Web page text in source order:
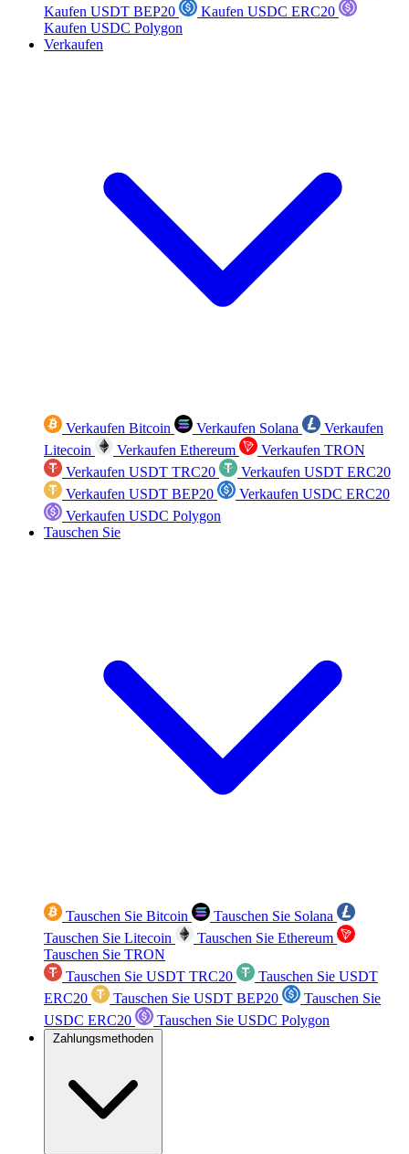
Kaufen USDT BEP20
Kaufen USDC ERC20
Kaufen USDC Polygon
Verkaufen
Verkaufen Bitcoin Verkaufen Solana
Verkaufen
Litecoin
Verkaufen Ethereum
Verkaufen TRON
Verkaufen USDT TRC20
Verkaufen USDT ERC20
Verkaufen USDT BEP20
Verkaufen USDC ERC20
Verkaufen USDC Polygon
Tauschen Sie
Tauschen Sie Bitcoin
Tauschen Sie Solana
Tauschen Sie Litecoin
Tauschen Sie Ethereum
Tauschen Sie TRON
Tauschen Sie USDT TRC20
Tauschen Sie USDT
ERC20
Tauschen Sie USDT BEP20
Tauschen Sie
USDC ERC20
Tauschen Sie USDC Polygon
Zahlungsmethoden